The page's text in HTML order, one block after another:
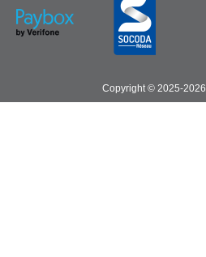
Copyright © 2025-2026